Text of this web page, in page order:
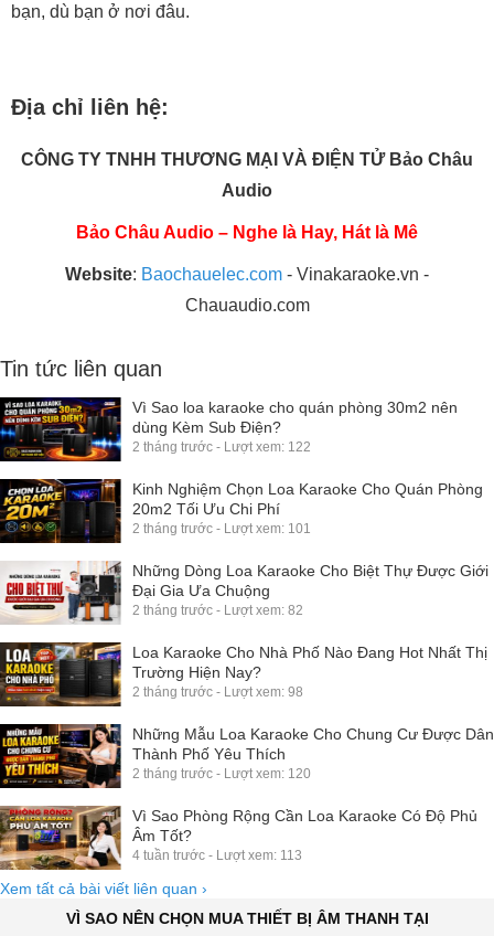
bạn, dù bạn ở nơi đâu.
Địa chỉ liên hệ:
CÔNG TY TNHH THƯƠNG MẠI VÀ ĐIỆN TỬ Bảo Châu
Audio
Bảo Châu Audio – Nghe là Hay, Hát là Mê
Website: Baochauelec.com - Vinakaraoke.vn -
Chauaudio.com
Tin tức liên quan
Vì Sao loa karaoke cho quán phòng 30m2 nên
dùng Kèm Sub Điện?
2 tháng trước - Lượt xem: 122
Kinh Nghiệm Chọn Loa Karaoke Cho Quán Phòng
20m2 Tối Ưu Chi Phí
2 tháng trước - Lượt xem: 101
Những Dòng Loa Karaoke Cho Biệt Thự Được Giới
Đại Gia Ưa Chuộng
2 tháng trước - Lượt xem: 82
Loa Karaoke Cho Nhà Phố Nào Đang Hot Nhất Thị
Trường Hiện Nay?
2 tháng trước - Lượt xem: 98
Những Mẫu Loa Karaoke Cho Chung Cư Được Dân
Thành Phố Yêu Thích
2 tháng trước - Lượt xem: 120
Vì Sao Phòng Rộng Cần Loa Karaoke Có Độ Phủ
Âm Tốt?
4 tuần trước - Lượt xem: 113
Xem tất cả bài viết liên quan ›
VÌ SAO NÊN CHỌN MUA THIẾT BỊ ÂM THANH TẠI